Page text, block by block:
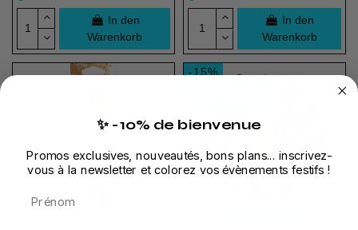
In den
Warenkorb
In den
Warenkorb
-15%
✨ -10% de bienvenue
Promos exclusives, nouveautés, bons plans... inscrivez-
vous à la newsletter et colorez vos évènements festifs !